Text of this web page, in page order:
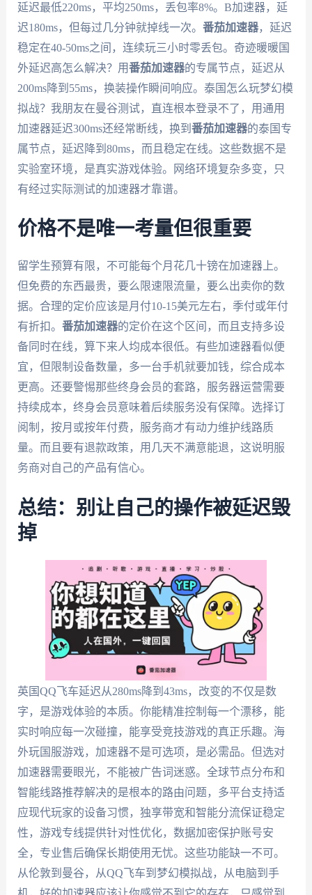
延迟最低220ms，平均250ms，丢包率8%。B加速器，延
迟180ms，但每过几分钟就掉线一次。 番茄加速器，延迟
稳定在40-50ms之间，连续玩三小时零丢包。奇迹暖暖国
外延迟高怎么解决？用番茄加速器的专属节点，延迟从
200ms降到55ms，换装操作瞬间响应。泰国怎么玩梦幻模
拟战？我朋友在曼谷测试，直连根本登录不了，用通用
加速器延迟300ms还经常断线，换到 番茄加速器的泰国专
属节点，延迟降到80ms，而且稳定在线。这些数据不是
实验室环境，是真实游戏体验。网络环境复杂多变，只
有经过实际测试的加速器才靠谱。
价格不是唯一考量但很重要
留学生预算有限，不可能每个月花几十镑在加速器上。
但免费的东西最贵，要么限速限流量，要么出卖你的数
据。合理的定价应该是月付10-15美元左右，季付或年付
有折扣。 番茄加速器的定价在这个区间，而且支持多设
备同时在线，算下来人均成本很低。有些加速器看似便
宜，但限制设备数量，多一台手机就要加钱，综合成本
更高。还要警惕那些终身会员的套路，服务器运营需要
持续成本，终身会员意味着后续服务没有保障。选择订
阅制，按月或按年付费，服务商才有动力维护线路质
量。而且要有退款政策，用几天不满意能退，这说明服
务商对自己的产品有信心。
总结：别让自己的操作被延迟毁
掉
英国QQ飞车延迟从280ms降到43ms，改变的不仅是数
字，是游戏体验的本质。你能精准控制每一个漂移，能
实时响应每一次碰撞，能享受竞技游戏的真正乐趣。海
外玩国服游戏，加速器不是可选项，是必需品。但选对
加速器需要眼光，不能被广告词迷惑。全球节点分布和
智能线路推荐解决的是根本的路由问题，多平台支持适
应现代玩家的设备习惯，独享带宽和智能分流保证稳定
性，游戏专线提供针对性优化，数据加密保护账号安
全，专业售后确保长期使用无忧。这些功能缺一不可。
从伦敦到曼谷，从QQ飞车到梦幻模拟战，从电脑到手